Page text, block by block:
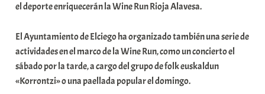
el deporte enriquecerán la Wine Run Rioja Alavesa.
El Ayuntamiento de Elciego ha organizado también una serie de
actividades en el marco de la Wine Run, como un concierto el
sábado por la tarde, a cargo del grupo de folk euskaldun
«Korrontzi» o una paellada popular el domingo.